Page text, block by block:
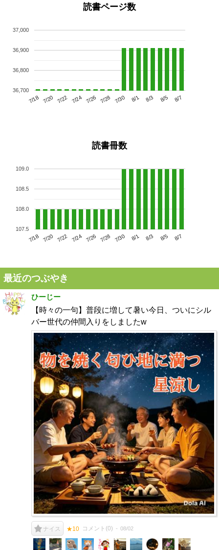
読書ページ数
7/18 7/20 7/22 7/24 7/26 7/28 7/30 8/1 8/3 8/5 8/7
36,700
36,800
36,900
37,000
読書冊数
7/18 7/20 7/22 7/24 7/26 7/28 7/30 8/1 8/3 8/5 8/7
107.5
108.0
108.5
109.0
最近のつぶやき
ひーじー
【時々の一句】普段に増して暑い今日、ついにシル
バー世代の仲間入りをしましたw
ナイス ★10 コメント(0) 08/02